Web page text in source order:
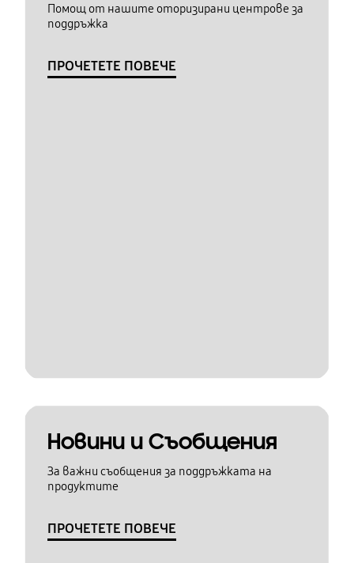
Помощ от нашите оторизирани центрове за
поддръжка
ПРОЧЕТЕТЕ ПОВЕЧЕ
Новини и Съобщения
За важни съобщения за поддръжката на
продуктите
ПРОЧЕТЕТЕ ПОВЕЧЕ